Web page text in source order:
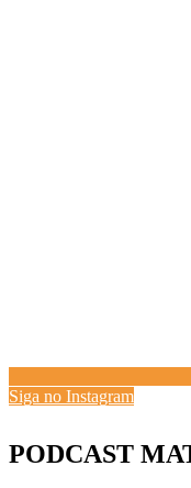
Siga no Instagram
PODCAST